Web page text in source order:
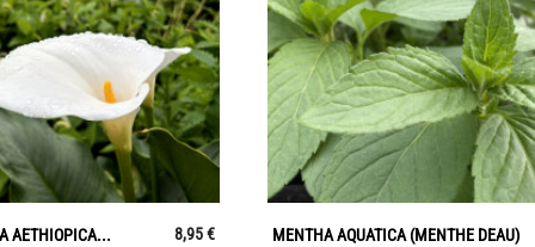
Aperçu rapide
AETHIOPICA... 8,95 € Aperçu rapide
MENTHA AQUATICA (MENTHE DEAU)